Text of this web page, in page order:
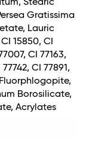
Gratissima
Lauric
15850, CI
CI 77163,
CI 77891,
Borosilicate,
Acrylates